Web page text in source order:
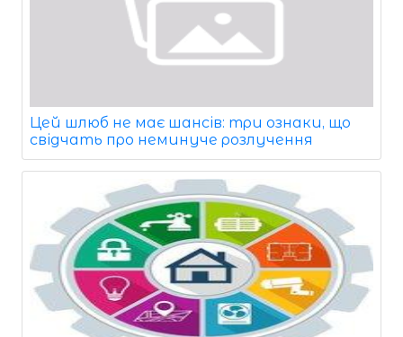
Цей шлюб не має шансів: три ознаки, що
свідчать про неминуче розлучення